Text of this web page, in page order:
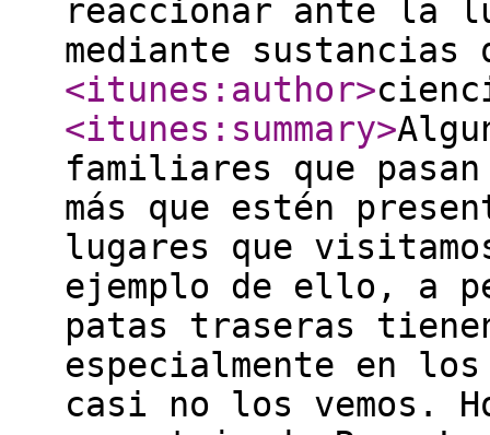
reaccionar ante la
mediante sustancias
<itunes:author>
<itunes:summary>
familiares que
más que estén
lugares que
ejemplo de ello, a
patas traseras
especialmente en
casi no los vemos.